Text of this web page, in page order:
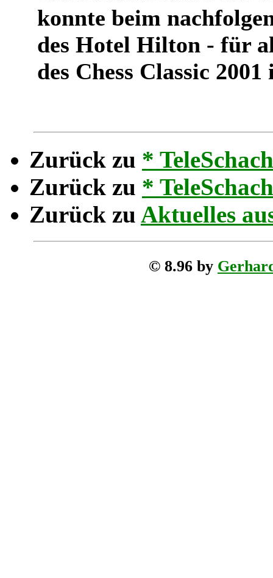
konnte beim
des Hotel Hilton - für
des Chess Classic
Zurück zu *
Zurück zu *
Zurück zu Aktuelles
© 8.96 by